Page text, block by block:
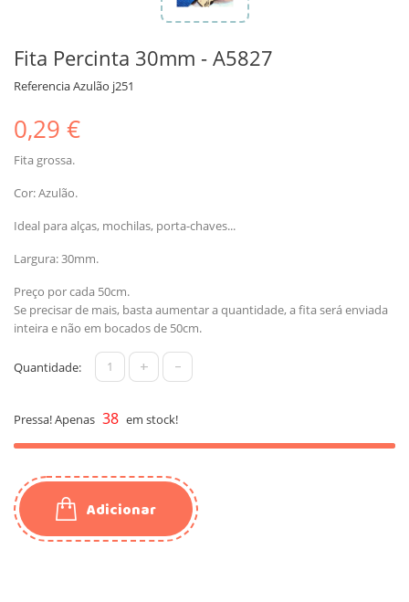
Fita Percinta 30mm - A5827
ReferenciaAzulão j251
0,29 €
Fita grossa.
Cor: Azulão.
Ideal para alças, mochilas, porta-chaves...
Largura: 30mm.
Preço por cada 50cm.
Se precisar de mais, basta aumentar a quantidade, a fita será enviada
inteira e não em bocados de 50cm.
Quantidade: + -
Pressa! Apenas 38 em stock!
Adicionar